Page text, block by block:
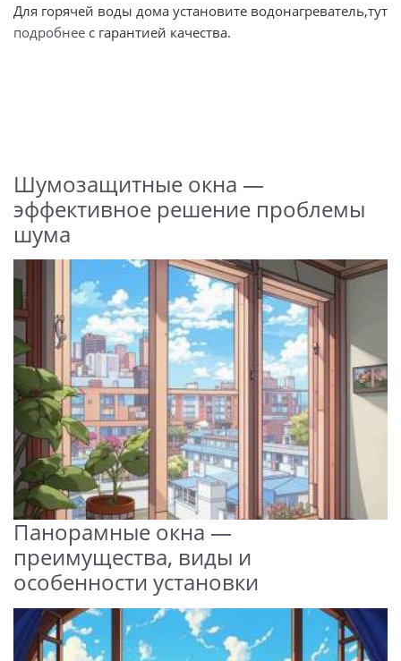
Для горячей воды дома установите водонагреватель,тут
подробнее с гарантией качества.
Шумозащитные окна —
эффективное решение проблемы
шума
Панорамные окна —
преимущества, виды и
особенности установки